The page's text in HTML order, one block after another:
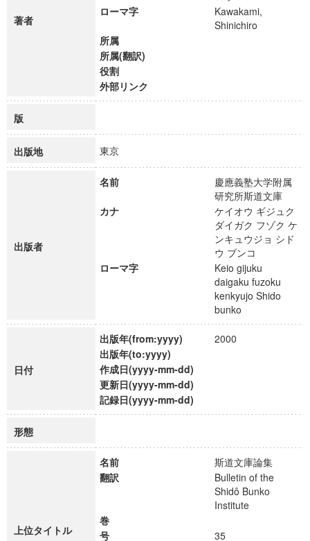
著者
ローマ字
Kawakami,
Shinichiro
所属
所属(翻訳)
役割
外部リンク
版
出版地 東京
出版者
名前
慶應義塾大学附属
研究所斯道文庫
カナ
ケイオウ ギジュク
ダイガク フゾク ケ
ンキュウジョ シド
ウ ブンコ
ローマ字
Keio gijuku
daigaku fuzoku
kenkyujo Shido
bunko
日付
出版年(from:yyyy)
2000
出版年(to:yyyy)
作成日(yyyy-mm-dd)
更新日(yyyy-mm-dd)
記録日(yyyy-mm-dd)
形態
上位タイトル
名前
斯道文庫論集
翻訳
Bulletin of the
Shidô Bunko
Institute
巻
号
35